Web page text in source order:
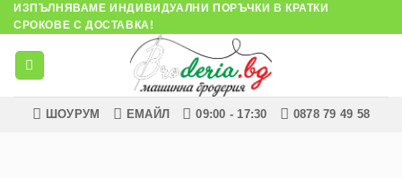
Skip
to
content
ИЗПЪЛНЯВАМЕ ИНДИВИДУАЛНИ ПОРЪЧКИ В КРАТКИ
СРОКОВЕ С ДОСТАВКА!
ШОУРУМ ЕМАЙЛ 09:00 - 17:30 0878 79 49 58